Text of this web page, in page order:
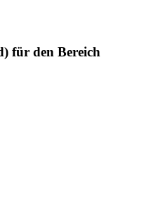
für den Bereich